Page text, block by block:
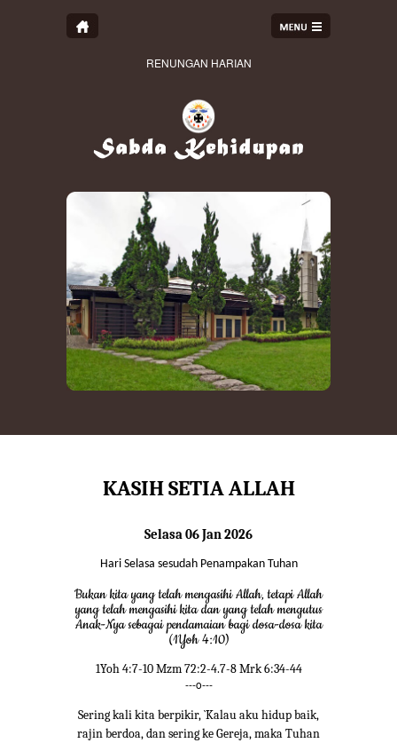
RENUNGAN HARIAN
KASIH SETIA ALLAH
Selasa 06 Jan 2026
Hari Selasa sesudah Penampakan Tuhan
Bukan kita yang telah mengasihi Allah, tetapi Allah
yang telah mengasihi kita dan yang telah mengutus
Anak-Nya sebagai pendamaian bagi dosa-dosa kita
(1Yoh 4:10)
1Yoh 4:7-10 Mzm 72:2-4.7-8 Mrk 6:34-44
---o---
Sering kali kita berpikir, `Kalau aku hidup baik,
rajin berdoa, dan sering ke Gereja, maka Tuhan